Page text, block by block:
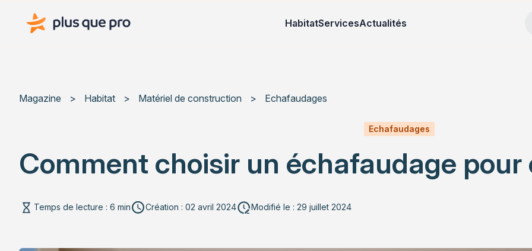
Plus que pro Mag'
HabitatServicesActualités
Magazine > Habitat > Matériel de construction > Echafaudages
Echafaudages
Comment choisir un échafaudage pour
Temps de lecture : 6 min Création : 02 avril 2024 Modifié le : 29 juillet 2024